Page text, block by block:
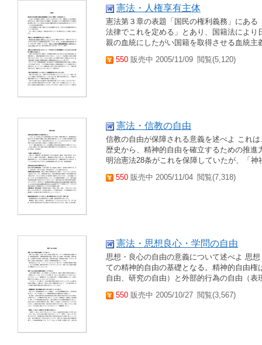
憲法・人権享有主体
憲法第３章の表題「国民の権利義務」にあ
法律でこれを定める」とあり、国籍法によ
親の血統にしたがい国籍を取得させる血統
550 販売中 2005/11/09 閲覧(5,120)
憲法・信教の自由
信教の自由が保障される意義を述べよ これ
歴史から、精神的自由を確立するための推
明治憲法28条がこれを保障していたが、「
550 販売中 2005/11/04 閲覧(7,318)
憲法・思想良心・学問の自由
思想・良心の自由の意義について述べよ 思
ての精神的自由の基礎となる。精神的自由
自由、研究の自由）と外部的行為の自由（
550 販売中 2005/10/27 閲覧(3,567)